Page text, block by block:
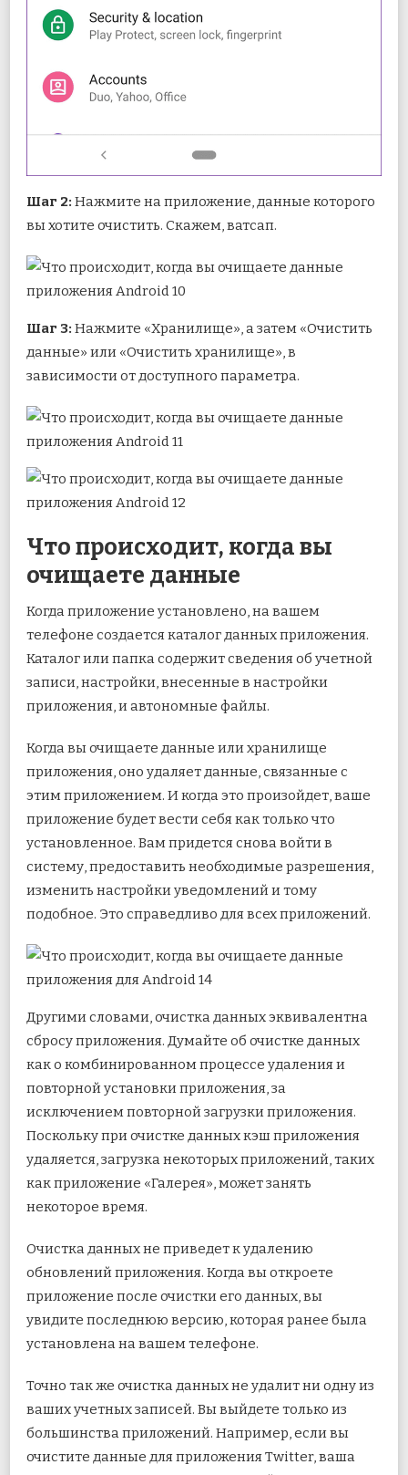
Шаг 2: Нажмите на приложение, данные которого
вы хотите очистить. Скажем, ватсап.
Шаг 3: Нажмите «Хранилище», а затем «Очистить
данные» или «Очистить хранилище», в
зависимости от доступного параметра.
Что происходит, когда вы
очищаете данные
Когда приложение установлено, на вашем
телефоне создается каталог данных приложения.
Каталог или папка содержит сведения об учетной
записи, настройки, внесенные в настройки
приложения, и автономные файлы.
Когда вы очищаете данные или хранилище
приложения, оно удаляет данные, связанные с
этим приложением. И когда это произойдет, ваше
приложение будет вести себя как только что
установленное. Вам придется снова войти в
систему, предоставить необходимые разрешения,
изменить настройки уведомлений и тому
подобное. Это справедливо для всех приложений.
Другими словами, очистка данных эквивалентна
сбросу приложения. Думайте об очистке данных
как о комбинированном процессе удаления и
повторной установки приложения, за
исключением повторной загрузки приложения.
Поскольку при очистке данных кэш приложения
удаляется, загрузка некоторых приложений, таких
как приложение «Галерея», может занять
некоторое время.
Очистка данных не приведет к удалению
обновлений приложения. Когда вы откроете
приложение после очистки его данных, вы
увидите последнюю версию, которая ранее была
установлена ​​на вашем телефоне.
Точно так же очистка данных не удалит ни одну из
ваших учетных записей. Вы выйдете только из
большинства приложений. Например, если вы
очистите данные для приложения Twitter, ваша